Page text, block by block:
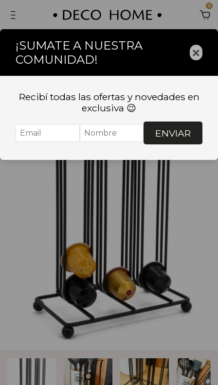
0
Sin stock
¡SUMATE A NUESTRA
COMUNIDAD!
×
Recibí todas las ofertas y novedades en
exclusiva 😉
ENVIAR